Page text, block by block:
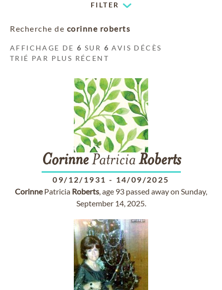
FILTER
Recherche de corinne roberts
AFFICHAGE DE6 SUR 6 AVIS DÉCÈS
TRIÉ PAR PLUS RÉCENT
CorinnePatricia Roberts
09/12/1931 - 14/09/2025
CorinnePatricia Roberts, age 93 passed away on Sunday,
September 14, 2025.